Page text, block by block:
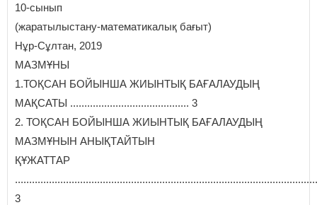
10-сынып
(жаратылыстану-математикалық бағыт)
Нұр-Сұлтан, 2019
МАЗМҰНЫ
1.ТОҚСАН БОЙЫНША ЖИЫНТЫҚ БАҒАЛАУДЫҢ
МАҚСАТЫ .......................................... 3
2. ТОҚСАН БОЙЫНША ЖИЫНТЫҚ БАҒАЛАУДЫҢ
МАЗМҰНЫН АНЫҚТАЙТЫН
ҚҰЖАТТАР
3